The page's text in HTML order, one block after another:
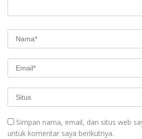
Simpan nama, email, dan situs web
untuk komentar saya berikutnya.